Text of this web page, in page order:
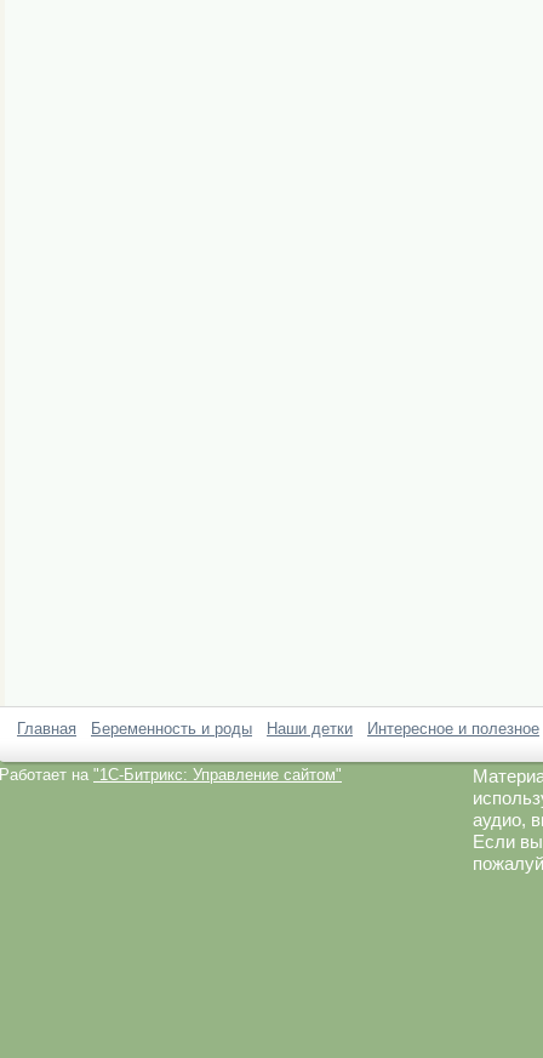
Главная Беременность и роды Наши детки Интересное и полезное
Работает на "1C-Битрикс: Управление сайтом"
аудио,
Если вы